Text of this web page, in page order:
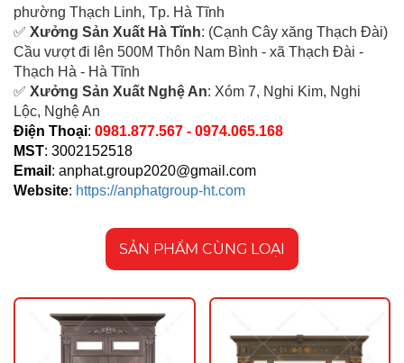
phường Thạch Linh, Tp. Hà Tĩnh
✅ Xưởng Sản Xuất Hà Tĩnh: (Cạnh Cây xăng Thạch Đài)
Cầu vượt đi lên 500M Thôn Nam Bình - xã Thạch Đài -
Thạch Hà - Hà Tĩnh
✅ Xưởng Sản Xuất Nghệ An: Xóm 7, Nghi Kim, Nghi
Lộc, Nghệ An
Điện Thoại: 0981.877.567 - 0974.065.168
MST: 3002152518
Email : anphat.group2020@gmail.com
Website: https://anphatgroup-ht.com
SẢN PHẨM CÙNG LOẠI